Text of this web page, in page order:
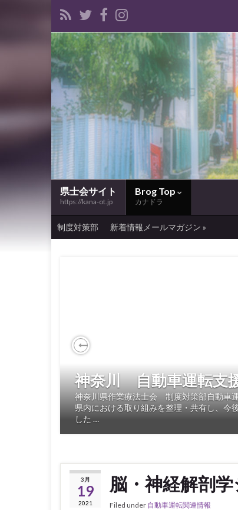
県士会サイト
https://kana-ot.jp
Brog Top
カナドラ
制度対策部 新着情報メールマガジン »
神奈川 自動車運転支
神奈川県作業療法士会 制度対策部自動車
県内における取り組みを整理・共有し、今
した …
3月
19
2021
脳・神経解剖
Filed under 自動車運転関連情報